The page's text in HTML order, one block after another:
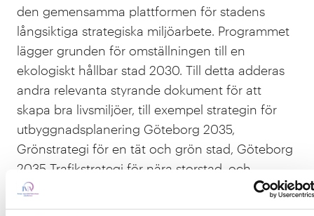
den gemensamma plattformen för stadens
långsiktiga strategiska miljöarbete. Programmet
lägger grunden för omställningen till en
ekologiskt hållbar stad 2030. Till detta adderas
andra relevanta styrande dokument för att
skapa bra livsmiljöer, till exempel strategin för
utbyggnadsplanering Göteborg 2035,
Grönstrategi för en tät och grön stad, Göteborg
2035 Trafikstrategi för nära storstad, och
Framtidenskoncernens strategi för
utvecklingsområden 2020-2030, som siktar på